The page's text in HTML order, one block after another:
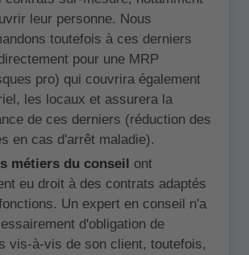
leur personne. Nous
toutefois à ces derniers
pour une MRP
pro) qui couvrira également
les locaux et assurera la
de ces derniers (réduction des
en cas d'arrêt maladie).
métiers du conseil ont
eu droit à des contrats adaptés
Un expert en conseil n'a
d'obligation de
vis-à-vis de son client, toutefois,